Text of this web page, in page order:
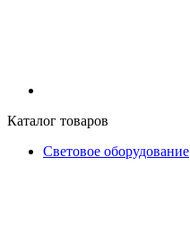
Каталог товаров
Световое оборудование